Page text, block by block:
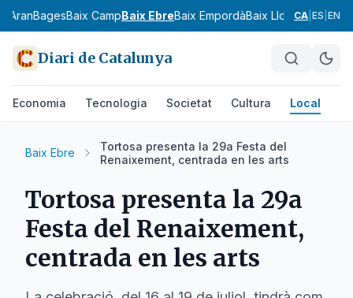
AranBagesBaix CampBaix EbreBaix EmpordàBaix LlobregatBaix
CA ES EN
Diari de Catalunya
Economia Tecnologia Societat Cultura Local
Baix Ebre
Tortosa presenta la 29a Festa del
Renaixement, centrada en les arts
Tortosa presenta la 29a
Festa del Renaixement,
centrada en les arts